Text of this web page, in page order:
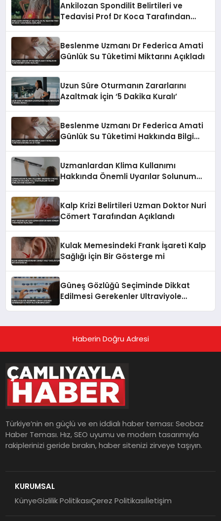
Ankilozan Spondilit Belirtileri ve
Tedavisi Prof Dr Koca Tarafından
Beslenme Uzmanı Dr Federica Amati
Günlük Su Tüketimi Miktarını Açıkladı
Uzun Süre Oturmanın Zararlarını
Azaltmak İçin ‘5 Dakika Kuralı’
Beslenme Uzmanı Dr Federica Amati
Günlük Su Tüketimi Hakkında Bilgi
Uzmanlardan Klima Kullanımı
Hakkında Önemli Uyarılar Solunum
Kalp Krizi Belirtileri Uzman Doktor Nuri
Cömert Tarafından Açıklandı
Kulak Memesindeki Frank İşareti Kalp
Sağlığı İçin Bir Gösterge mi
Güneş Gözlüğü Seçiminde Dikkat
Edilmesi Gerekenler Ultraviyole
Haberin Doğru Adresi
Türkiye’nin en güçlü ve en iddialı haber teması: Seobaz
Haber Teması. Hız, SEO uyumu ve modern tasarımıyla
rakiplerinizi geride bırakın, haber sitenizi zirveye taşıyın.
KURUMSAL
KünyeGizlilik PolitikasıÇerez Politikasıİletişim